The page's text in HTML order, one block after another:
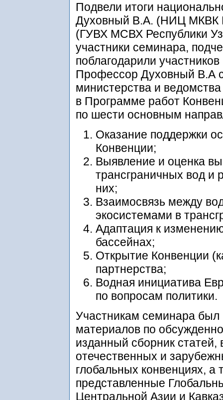
Подвели итоги
Духовный В.А. (НИЦ МКВК
(ГУВХ МСВХ Республики
участники семинара,
поблагодарили
Профессор Духовный В.А
министерства и
в Программе работ
по шести основным
Оказание поддержки
Конвенции;
Выявление и оценка
трансграничных вод и
них;
Взаимосвязь между
экосистемами в
Адаптация к
бассейнах;
Открытие Конвенции
партнерства;
Водная инициатива
по вопросам политики.
Участникам семинара
материалов по
изданный сборник
отечественных и
глобальных конвенциях,
представленные
Центральной Азии и